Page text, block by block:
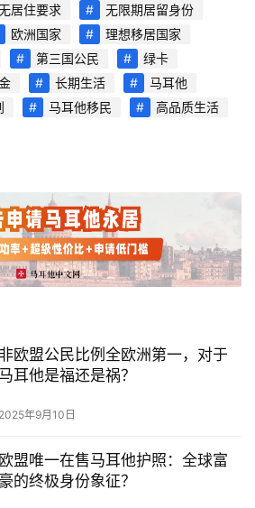
居住要求
无限期居留身份
欧洲国家
理想移居国家
第三国公民
绿卡
长期生活
马耳他
马耳他移民
高品质生活
非欧盟公民比例全欧洲第一，对于
马耳他是福还是祸？
2025年9月10日
欧盟唯一在售马耳他护照：全球富
豪的终极身份象征？